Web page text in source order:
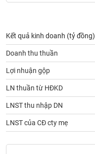
Kết quả kinh doanh (tỷ đồng)
Doanh thu thuần
Lợi nhuận gộp
LN thuần từ HĐKD
LNST thu nhập DN
LNST của CĐ cty mẹ
DÙNG
THIẾT
YẾU
CHĂM
SÓC
SỨC